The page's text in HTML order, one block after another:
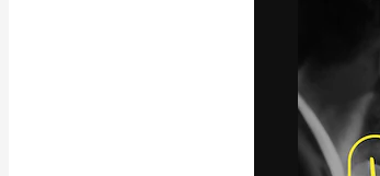
Fontes